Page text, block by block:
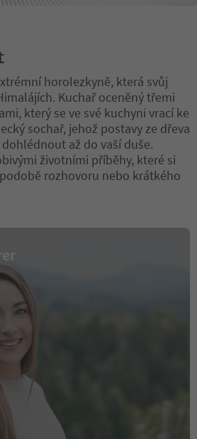
to
11, 2026.
– 12:00
PM &
is planned.
The return by shuttle
in the price.
Minimum age: 8 years
Any variation is
horolezkyně, která svůj
Kuchař oceněný třemi
který se ve své kuchyni vrací ke
sochař, jehož postavy ze dřeva
až do vaší duše.
životními příběhy, které si
rozhovoru nebo krátkého